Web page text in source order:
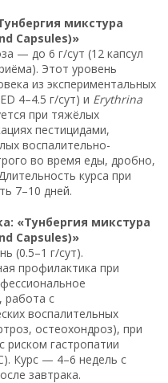
микстура
Capsules)»
— до 6 г/сут (12 капсул
Этот уровень
из экспериментальных
4–4.5 г/сут) и Erythrina
при тяжёлых
пестицидами,
воспалительно-
во время еды, дробно,
курса при
7–10 дней.
«Тунбергия микстура
Capsules)»
(0.5–1 г/сут).
профилактика при
работа с
воспалительных
остеохондроз), при
риском гастропатии
Курс — 4–6 недель с
завтрака.